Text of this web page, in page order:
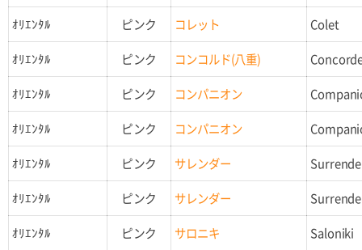
ｵﾘｴﾝﾀﾙ
ピンク コレット
Colet
ｵﾘｴﾝﾀﾙ
ピンク コンコルド(八重)
ｵﾘｴﾝﾀﾙ
ピンク コンパニオン
ｵﾘｴﾝﾀﾙ
ピンク コンパニオン
ｵﾘｴﾝﾀﾙ
ピンク サレンダー
ｵﾘｴﾝﾀﾙ
ピンク サレンダー
ｵﾘｴﾝﾀﾙ
ピンク サロニキ
Saloniki